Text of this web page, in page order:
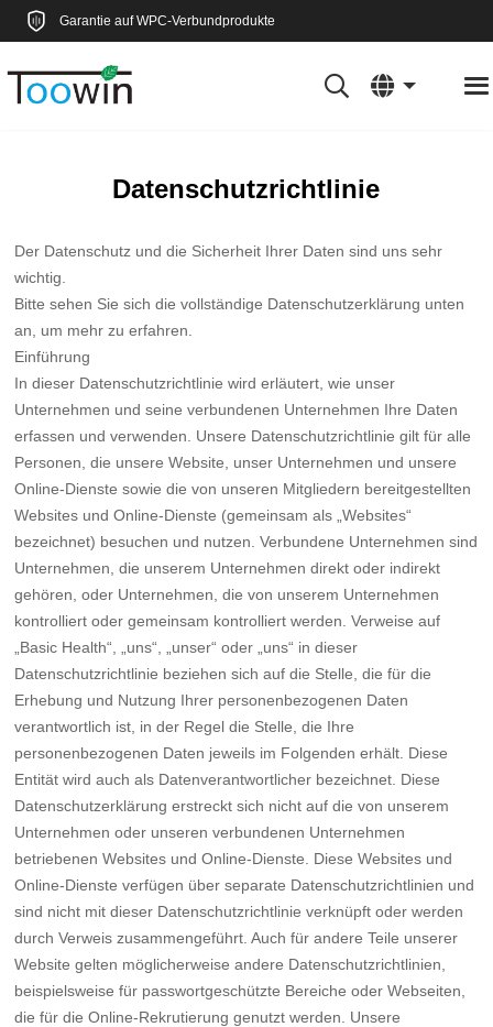
Garantie auf WPC-Verbundprodukte
Datenschutzrichtlinie
Der Datenschutz und die Sicherheit Ihrer Daten sind uns sehr
wichtig.
Bitte sehen Sie sich die vollständige Datenschutzerklärung unten
an, um mehr zu erfahren.
Einführung
In dieser Datenschutzrichtlinie wird erläutert, wie unser
Unternehmen und seine verbundenen Unternehmen Ihre Daten
erfassen und verwenden. Unsere Datenschutzrichtlinie gilt für alle
Personen, die unsere Website, unser Unternehmen und unsere
Online-Dienste sowie die von unseren Mitgliedern bereitgestellten
Websites und Online-Dienste (gemeinsam als „Websites“
bezeichnet) besuchen und nutzen. Verbundene Unternehmen sind
Unternehmen, die unserem Unternehmen direkt oder indirekt
gehören, oder Unternehmen, die von unserem Unternehmen
kontrolliert oder gemeinsam kontrolliert werden. Verweise auf
„Basic Health“, „uns“, „unser“ oder „uns“ in dieser
Datenschutzrichtlinie beziehen sich auf die Stelle, die für die
Erhebung und Nutzung Ihrer personenbezogenen Daten
verantwortlich ist, in der Regel die Stelle, die Ihre
personenbezogenen Daten jeweils im Folgenden erhält. Diese
Entität wird auch als Datenverantwortlicher bezeichnet. Diese
Datenschutzerklärung erstreckt sich nicht auf die von unserem
Unternehmen oder unseren verbundenen Unternehmen
betriebenen Websites und Online-Dienste. Diese Websites und
Online-Dienste verfügen über separate Datenschutzrichtlinien und
sind nicht mit dieser Datenschutzrichtlinie verknüpft oder werden
durch Verweis zusammengeführt. Auch für andere Teile unserer
Website gelten möglicherweise andere Datenschutzrichtlinien,
beispielsweise für passwortgeschützte Bereiche oder Webseiten,
die für die Online-Rekrutierung genutzt werden. Unsere